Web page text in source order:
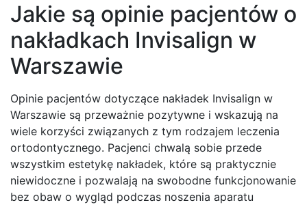
Jakie są opinie pacjentów o
nakładkach Invisalign w
Warszawie
Opinie pacjentów dotyczące nakładek Invisalign w
Warszawie są przeważnie pozytywne i wskazują na
wiele korzyści związanych z tym rodzajem leczenia
ortodontycznego. Pacjenci chwalą sobie przede
wszystkim estetykę nakładek, które są praktycznie
niewidoczne i pozwalają na swobodne funkcjonowanie
bez obaw o wygląd podczas noszenia aparatu